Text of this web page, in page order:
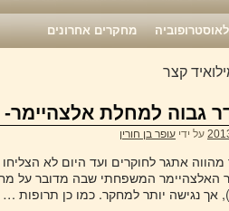
מחקרים אחרונים
קצר
גבוה למחלת אלצהיימר-
על ידי עופר בן חורין
אתגר לחוקרים ועד היום לא
אך נגישה יותר למחקר. כמו כן תרופות …